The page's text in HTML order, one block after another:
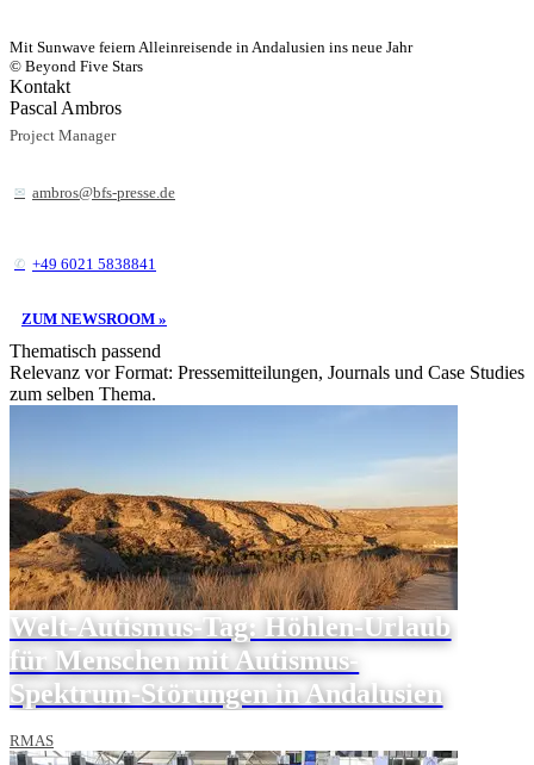
Mit Sunwave feiern Alleinreisende in Andalusien ins neue Jahr
© Beyond Five Stars
Kontakt
Pascal Ambros
Project Manager
ambros@bfs-presse.de
+49 6021 5838841
ZUM NEWSROOM »
Thematisch passend
Relevanz vor Format: Pressemitteilungen, Journals und Case Studies
zum selben Thema.
Welt-Autismus-Tag: Höhlen-Urlaub
für Menschen mit Autismus-
Spektrum-Störungen in Andalusien
RMAS